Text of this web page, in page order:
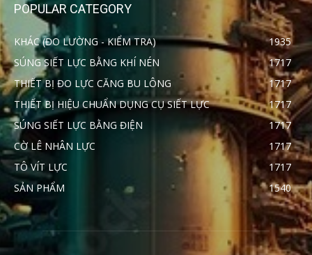
POPULAR CATEGORY
KHÁC (ĐO LƯỜNG - KIỂM TRA)
1935
SÚNG SIẾT LỰC BẰNG KHÍ NÉN
1717
THIẾT BỊ ĐO LỰC CĂNG BU LÔNG
1717
THIẾT BỊ HIỆU CHUẨN DỤNG CỤ SIẾT LỰC
1717
SÚNG SIẾT LỰC BẰNG ĐIỆN
1717
CỜ LÊ NHÂN LỰC
1717
TÔ VÍT LỰC
1717
SẢN PHẨM
1540